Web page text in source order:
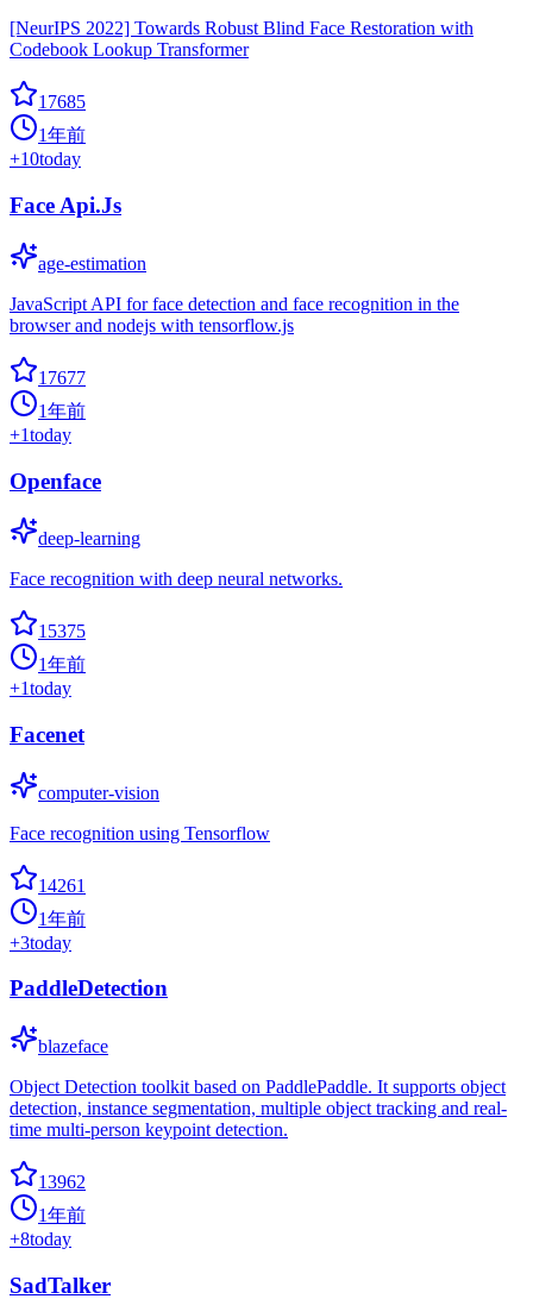
[NeurIPS 2022] Towards Robust Blind Face Restoration with
Codebook Lookup Transformer
17685
1年前
+10today
Face Api.Js
age-estimation
JavaScript API for face detection and face recognition in the
browser and nodejs with tensorflow.js
17677
1年前
+1today
Openface
deep-learning
Face recognition with deep neural networks.
15375
1年前
+1today
Facenet
computer-vision
Face recognition using Tensorflow
14261
1年前
+3today
PaddleDetection
blazeface
Object Detection toolkit based on PaddlePaddle. It supports object
detection, instance segmentation, multiple object tracking and real-
time multi-person keypoint detection.
13962
1年前
+8today
SadTalker